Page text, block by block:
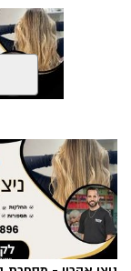
טקסט
חברתית